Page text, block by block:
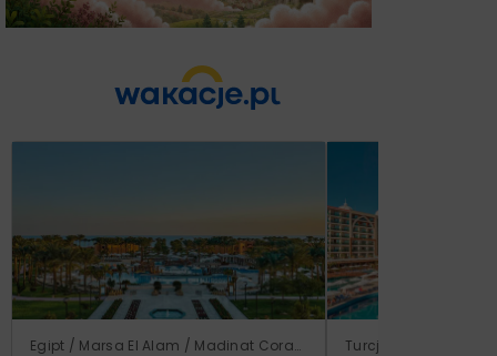
Egipt / Marsa El Alam / Madinat Coraya Turcja / Riwiera